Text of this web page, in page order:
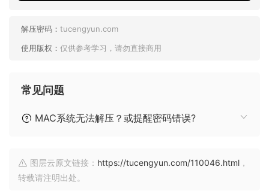
解压密码： tucengyun.com
使用版权： 仅供参考学习，请勿直接商用
常见问题
MAC系统无法解压？或提醒密码错误?
图层云原文链接： https://tucengyun.com/110046.html ，
转载请注明出处。